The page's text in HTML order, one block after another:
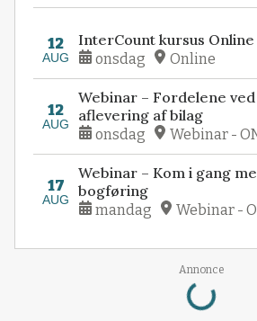
12
AUG
InterCount kursus Online
onsdag Online
12
AUG
Webinar – Fordelene
aflevering af bilag
onsdag Webinar -
17
AUG
Webinar – Kom i gang
bogføring
mandag Webinar -
Annonce
Loading...